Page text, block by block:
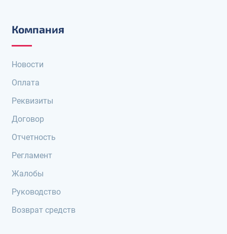
Компания
Новости
Оплата
Реквизиты
Договор
Отчетность
Регламент
Жалобы
Руководство
Возврат средств